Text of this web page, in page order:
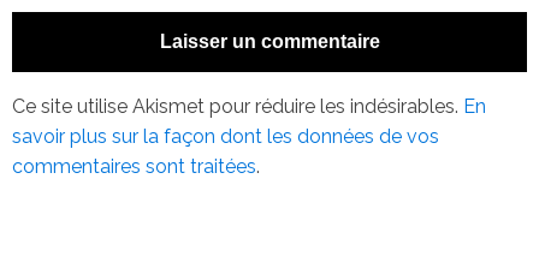
Ce site utilise Akismet pour réduire les indésirables. En
savoir plus sur la façon dont les données de vos
commentaires sont traitées.